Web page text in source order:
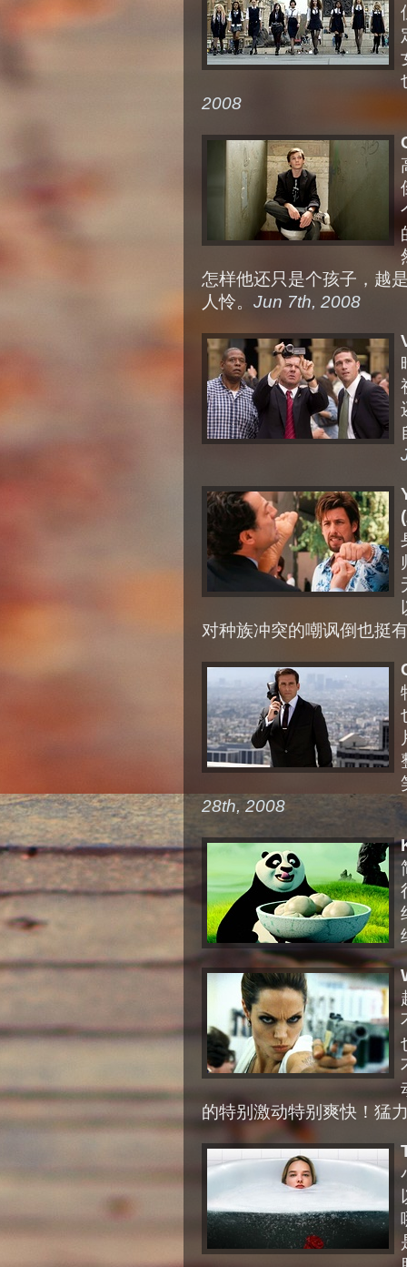
2008
怎样他还只是个孩子，越
人怜。 Jun 7th, 2008
对种族冲突的嘲讽倒也挺
28th, 2008
的特别激动特别爽快！猛